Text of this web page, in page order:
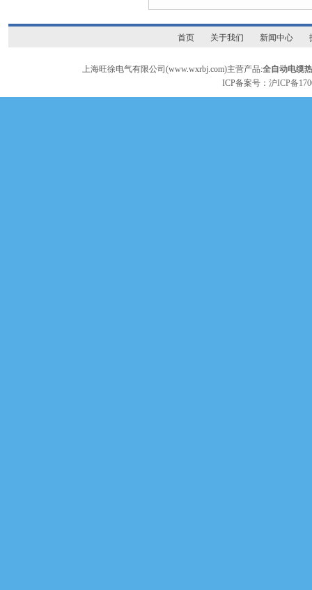
首页 关于我们 新闻中心
上海旺徐电气有限公司(www.wxrbj.com)主营产品:全自动电缆
ICP备案号：沪ICP备